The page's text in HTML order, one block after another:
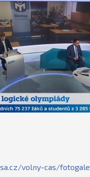
volny-cas/